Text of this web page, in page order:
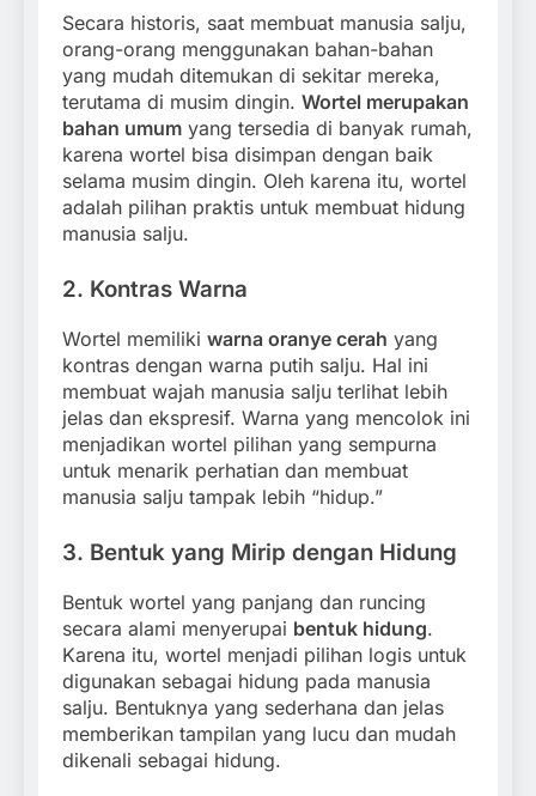
Secara historis, saat membuat manusia salju,
orang-orang menggunakan bahan-bahan
yang mudah ditemukan di sekitar mereka,
terutama di musim dingin. Wortel merupakan
bahan umum yang tersedia di banyak rumah,
karena wortel bisa disimpan dengan baik
selama musim dingin. Oleh karena itu, wortel
adalah pilihan praktis untuk membuat hidung
manusia salju.
2. Kontras Warna
Wortel memiliki warna oranye cerah yang
kontras dengan warna putih salju. Hal ini
membuat wajah manusia salju terlihat lebih
jelas dan ekspresif. Warna yang mencolok ini
menjadikan wortel pilihan yang sempurna
untuk menarik perhatian dan membuat
manusia salju tampak lebih “hidup.”
3. Bentuk yang Mirip dengan Hidung
Bentuk wortel yang panjang dan runcing
secara alami menyerupai bentuk hidung.
Karena itu, wortel menjadi pilihan logis untuk
digunakan sebagai hidung pada manusia
salju. Bentuknya yang sederhana dan jelas
memberikan tampilan yang lucu dan mudah
dikenali sebagai hidung.